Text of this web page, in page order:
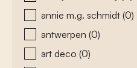
annie m.g. schmidt (0)
antwerpen (0)
art deco (0)